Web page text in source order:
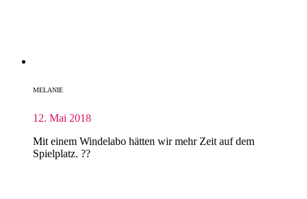
MELANIE
12. Mai 2018
Mit einem Windelabo hätten wir mehr Zeit auf dem
Spielplatz. ??